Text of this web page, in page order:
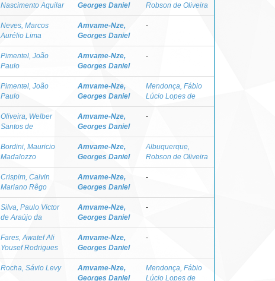
Nascimento Aquilar
Georges Daniel
Robson de Oliveira
Neves, Marcos
Aurélio Lima
Amvame-Nze,
Georges Daniel
-
Pimentel, João
Paulo
Amvame-Nze,
Georges Daniel
-
Pimentel, João
Paulo
Amvame-Nze,
Georges Daniel
Mendonça, Fábio
Lúcio Lopes de
Oliveira, Welber
Santos de
Amvame-Nze,
Georges Daniel
-
Bordini, Mauricio
Madalozzo
Amvame-Nze,
Georges Daniel
Albuquerque,
Robson de Oliveira
Crispim, Calvin
Mariano Rêgo
Amvame-Nze,
Georges Daniel
-
Silva, Paulo Victor
de Araújo da
Amvame-Nze,
Georges Daniel
-
Fares, Awatef Ali
Yousef Rodrigues
Amvame-Nze,
Georges Daniel
-
Rocha, Sávio Levy
Amvame-Nze,
Georges Daniel
Mendonça, Fábio
Lúcio Lopes de